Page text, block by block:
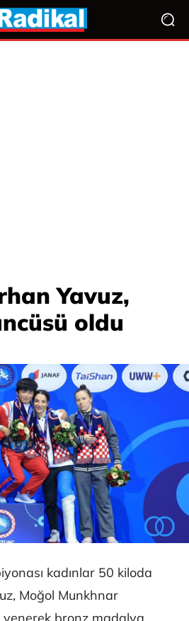
Yavuz,
oldu
kadınlar 50 kiloda
Moğol Munkhnar